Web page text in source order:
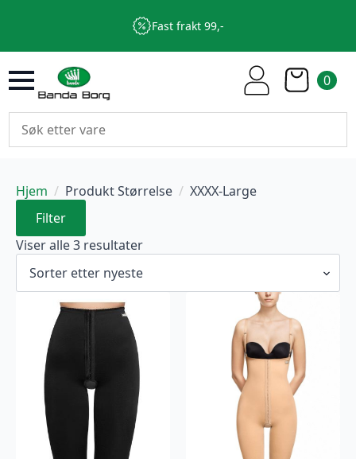
Fast frakt 99,-
0
Hjem Produkt Størrelse
XXXX-Large
Filter
Viser alle 3 resultaterSortert
nyeste